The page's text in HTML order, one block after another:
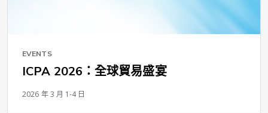
EVENTS
ICPA 2026：全球貿易盛宴
2026 年 3 月 1-4 日